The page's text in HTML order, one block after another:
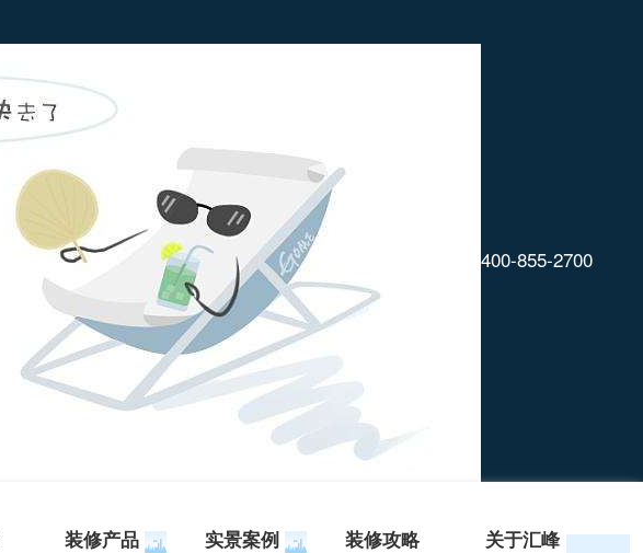
400-855-2700
装修产品 实景案例 装修攻略 关于汇峰